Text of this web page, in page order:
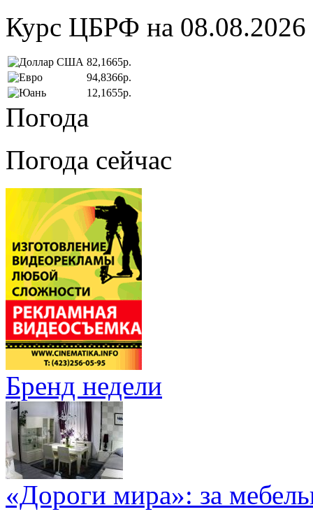
Курс ЦБРФ на 08.08.2026
82,1665р.
94,8366р.
12,1655р.
Погода
Погода сейчас
Бренд недели
«Дороги мира»: за